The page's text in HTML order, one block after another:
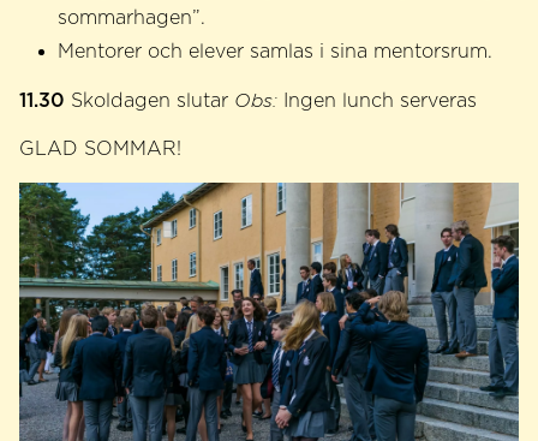
sommarhagen”.
Mentorer och elever samlas i sina mentorsrum.
11.30 Skoldagen slutar Obs: Ingen lunch serveras
GLAD SOMMAR!